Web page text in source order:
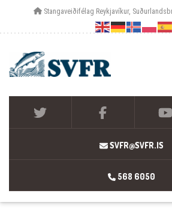
Stangaveiðifélag Reykjavíkur,
SVFR@SVFR.IS
568 6050